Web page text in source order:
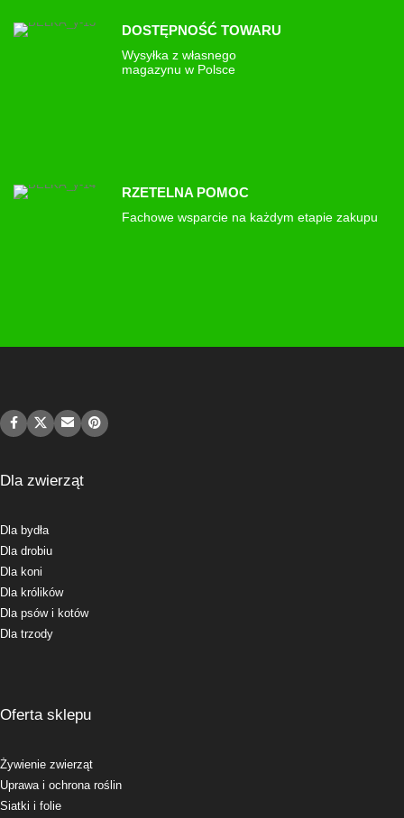
DOSTĘPNOŚĆ TOWARU
Wysyłka z własnego
magazynu w Polsce
RZETELNA POMOC
Fachowe wsparcie na każdym etapie zakupu
Dla zwierząt
Dla bydła
Dla drobiu
Dla koni
Dla królików
Dla psów i kotów
Dla trzody
Oferta sklepu
Żywienie zwierząt
Uprawa i ochrona roślin
Siatki i folie